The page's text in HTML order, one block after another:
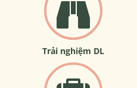
Trải nghiệm DL